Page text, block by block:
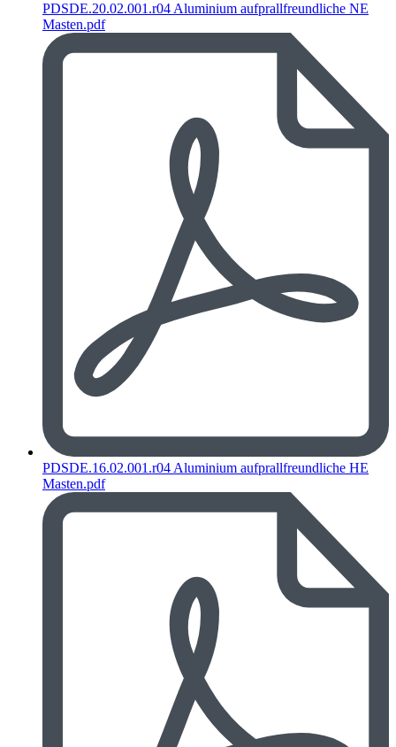
PDSDE.20.02.001.r04 Aluminium aufprallfreundliche NE
Masten.pdf
PDSDE.16.02.001.r04 Aluminium aufprallfreundliche HE
Masten.pdf